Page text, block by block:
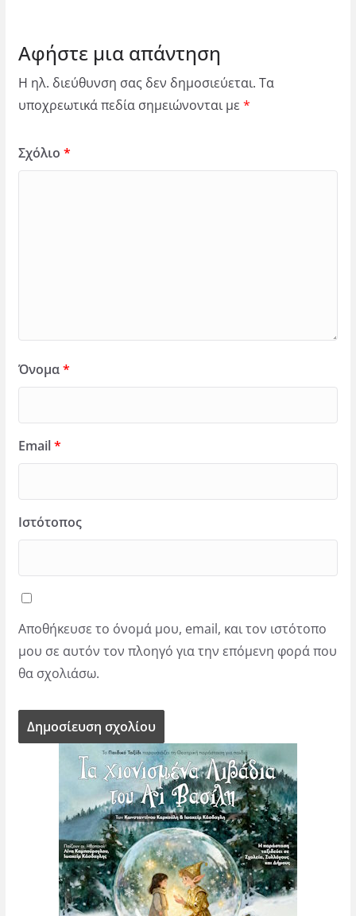
Αφήστε μια απάντηση
Η ηλ. διεύθυνση σας δεν δημοσιεύεται. Τα
υποχρεωτικά πεδία σημειώνονται με *
Σχόλιο *
Όνομα*
Email*
Ιστότοπος
Αποθήκευσε το όνομά μου, email, και τον ιστότοπο
μου σε αυτόν τον πλοηγό για την επόμενη φορά που
θα σχολιάσω.